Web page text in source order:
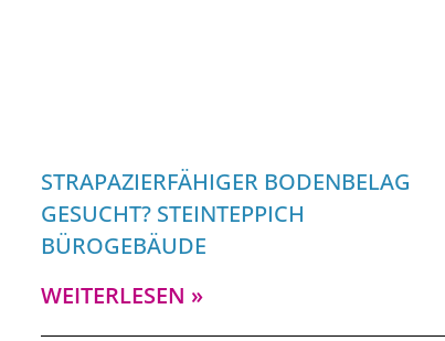
STRAPAZIERFÄHIGER BODENBELAG
GESUCHT? STEINTEPPICH
BÜROGEBÄUDE
WEITERLESEN »